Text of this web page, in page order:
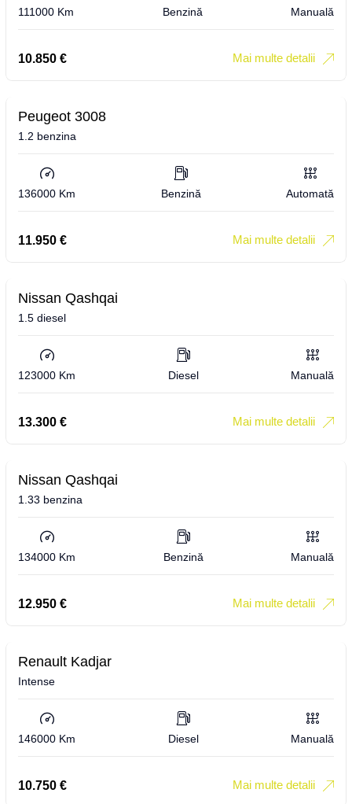
111000 Km Benzină Manuală
10.850 € Mai multe detalii
Peugeot 3008
1.2 benzina
136000 Km Benzină Automată
11.950 € Mai multe detalii
Nissan Qashqai
1.5 diesel
123000 Km Diesel Manuală
13.300 € Mai multe detalii
Nissan Qashqai
1.33 benzina
134000 Km Benzină Manuală
12.950 € Mai multe detalii
Renault Kadjar
Intense
146000 Km Diesel Manuală
10.750 € Mai multe detalii